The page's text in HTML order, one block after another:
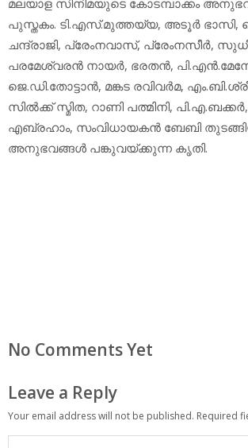
മലയാള സിനിമയുടെ കോടമ്പാക്കം
പുസ്തകം. ടി.എസ്.മുത്തയ്യ, അടൂര്‍ ഭാസി,
ചന്ദ്രാജി, പ്രേംനവാസ്, പ്രേംനസീര്‍,
പരമേശ്വരന്‍ നായര്‍, ഭരതന്‍,
ജെ.ഡി.തോട്ടാന്‍, മങ്കട രവിവര്‍മ,
സില്‍ക്ക് സ്മിത, റാണി പത്മിനി,
എബ്രഹാം, സംവിധായകന്‍ ബേബി
അനുഭവങ്ങള്‍ പങ്കുവയ്ക്കുന്ന കൃതി.
No Comments Yet
Leave a Reply
Your email address will not be published. Required